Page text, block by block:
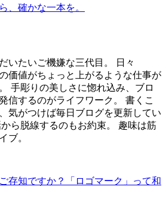
、確かな一本を。
いたいご機嫌な三代目。 日々
価値がちょっと上がるような仕事が
手彫りの美しさに惚れ込み、ブロ
信するのがライフワーク。 書くこ
気がつけば毎日ブログを更新してい
ら脱線するのもお約束。 趣味は筋
ブ。
ご存知ですか？「ロゴマーク」って和